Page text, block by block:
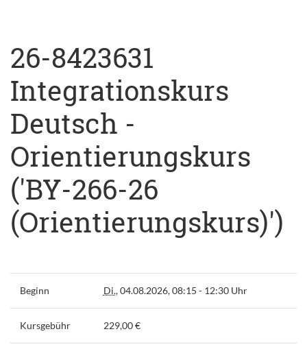
26-8423631
Integrationskurs
Deutsch -
Orientierungskurs
('BY-266-26
(Orientierungskurs)')
Beginn Di., 04.08.2026, 08:15 - 12:30 Uhr
Kursgebühr 229,00 €